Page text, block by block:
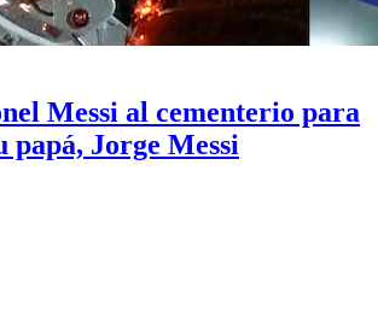
Messi al cementerio para
papá, Jorge Messi